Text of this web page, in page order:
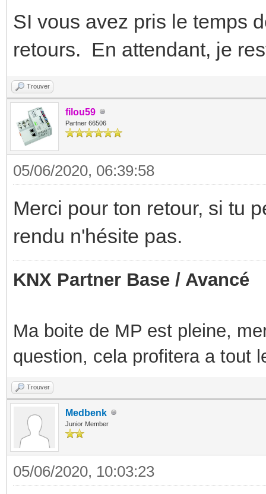
SI vous avez pris le temps
retours. En attendant, je
Trouver
filou59
Partner 66506
05/06/2020, 06:39:58
Merci pour ton retour, si tu
rendu n'hésite pas.
KNX Partner Base / Avancé
Ma boite de MP est pleine,
question, cela profitera a tout
Trouver
Medbenk
Junior Member
05/06/2020, 10:03:23